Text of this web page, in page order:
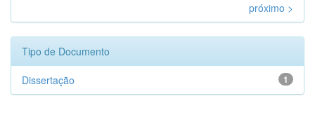
próximo >
Tipo de Documento
1
Dissertação